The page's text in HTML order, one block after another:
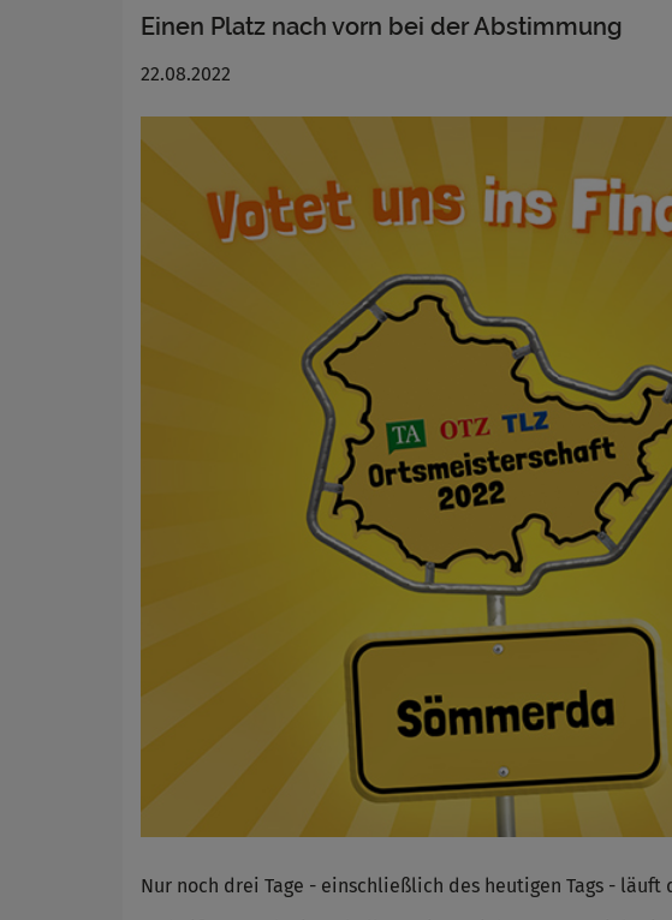
Einen Platz nach vorn bei der Abstimmung
22.08.2022
Nur noch drei Tage - einschließlich des heutigen Tags -